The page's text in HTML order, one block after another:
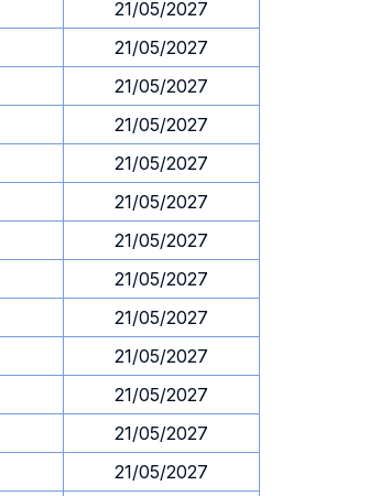
21/05/2027
21/05/2027
21/05/2027
21/05/2027
21/05/2027
21/05/2027
21/05/2027
21/05/2027
21/05/2027
21/05/2027
21/05/2027
21/05/2027
21/05/2027